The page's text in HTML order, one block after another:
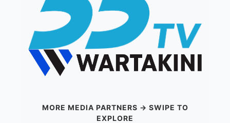
MORE MEDIA PARTNERS → SWIPE TO
EXPLORE